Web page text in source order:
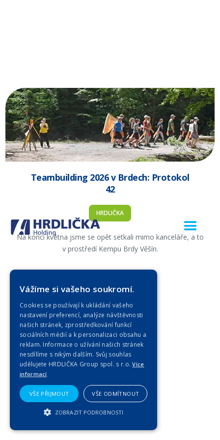
Teambuilding 2026 v Brdech: Protokol
42
HRDLIČKA
Na konci května jsme se opět setkali mimo kanceláře, a to
v prostředí Kempu Brdy Věšín.
Vážíme si vašeho soukromí.
Cookies se používají k ukládání vašeho
nastavení preferencí, analýze návštěvnosti
našich stránek, zprostředkování funkcí
sociálních médií a k personalizaci obsahu a
reklam. Informace o užívání našich stránek
nesdílíme s nikým dalším. Svůj souhlas
udělujete HRDLIČKA Group spol. s r.o.Více
informací
VŠE PŘIJMOUT VŠE ODMÍTNOUT
ZOBRAZIT PODROBNOSTI
NEZBYTNĚ NUTNÉ SOUBORY